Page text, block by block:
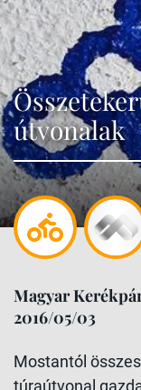
útvonalak
Magyar
2016/05/03
Mostantól
túraútvonal